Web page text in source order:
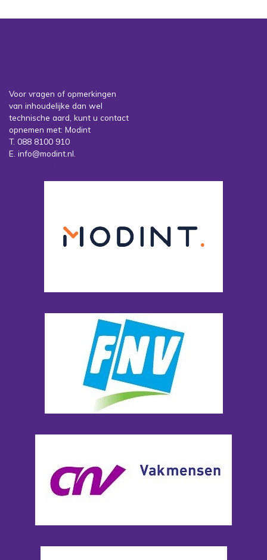
Voor vragen of opmerkingen
van inhoudelijke dan wel
technische aard, kunt u contact
opnemen met: Modint
T. 088 8100 910
E. info@modint.nl.